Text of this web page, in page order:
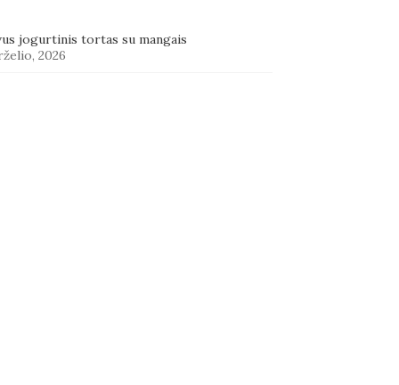
jogurtinis tortas su mangais
2026